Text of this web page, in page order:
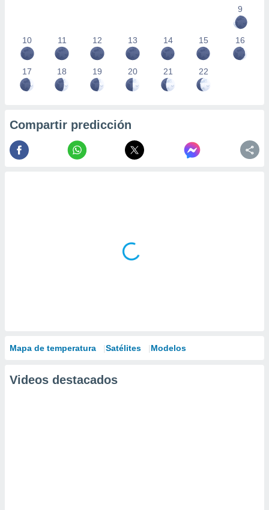
9
10 11 12 13 14 15 16
17 18 19 20 21 22
Compartir predicción
Mapa de temperatura Satélites Modelos
Videos destacados